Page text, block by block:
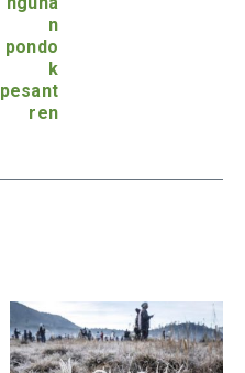
n
pondo
k
pesant
ren